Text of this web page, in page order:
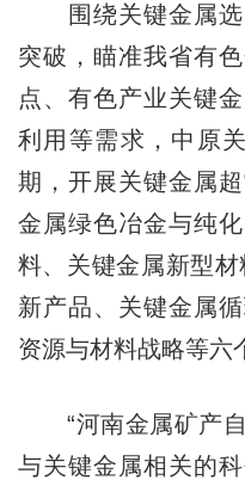
围绕关键金属选
突破，瞄准我省有
点、有色产业关键
利用等需求，中原
期，开展关键金属
金属绿色冶金与纯
料、关键金属新型
新产品、关键金属
资源与材料战略等六
“河南金属矿产自
与关键金属相关的